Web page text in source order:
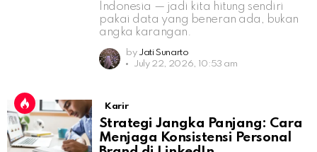
Indonesia — jadi kita hitung sendiri
pakai data yang beneran ada, bukan
angka karangan.
by Jati Sunarto
July 22, 2026, 10:53 am
Karir
Strategi Jangka Panjang: Cara
Menjaga Konsistensi Personal